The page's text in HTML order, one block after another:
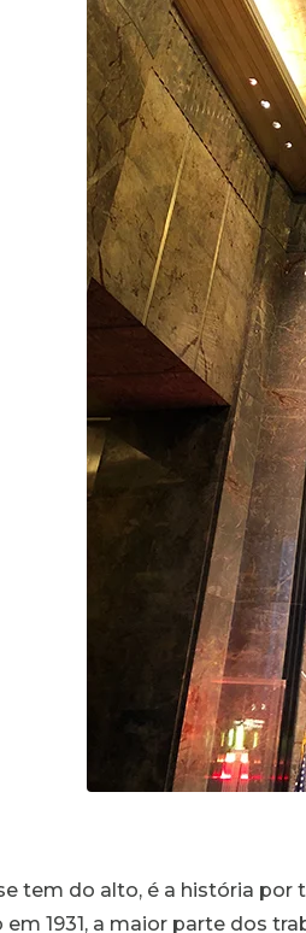
tem do alto, é a história por
em 1931, a maior parte dos